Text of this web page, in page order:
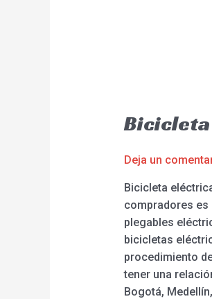
Bicicleta
Deja un
Bicicleta
compradores es
plegables
bicicletas
procedimiento
tener una
Bogotá,